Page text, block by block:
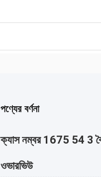
পণ্যের বর্ণনা
ক্যাস নম্বর 1675 54 3
ওভারভিউ